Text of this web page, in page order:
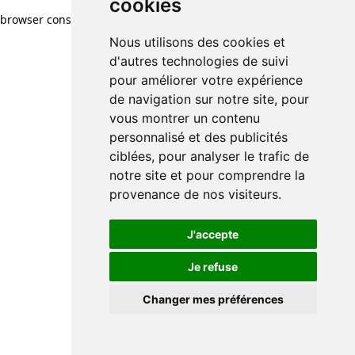
cookies
Nous utilisons des cookies et
d'autres technologies de suivi
pour améliorer votre expérience
de navigation sur notre site, pour
vous montrer un contenu
personnalisé et des publicités
ciblées, pour analyser le trafic de
notre site et pour comprendre la
provenance de nos visiteurs.
J'accepte
Je refuse
Changer mes préférences
cookies
Nous utilisons des cookies et
d'autres technologies de suivi
pour améliorer votre expérience
de navigation sur notre site, pour
vous montrer un contenu
personnalisé et des publicités
ciblées, pour analyser le trafic de
notre site et pour comprendre la
provenance de nos visiteurs.
J'accepte
Je refuse
Changer mes préférences
browser console for more information)